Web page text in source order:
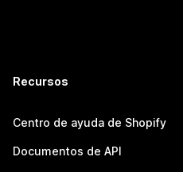
Recursos
Centro de ayuda de Shopify
Documentos de API